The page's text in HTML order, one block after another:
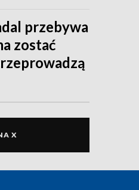
przebywa
zostać
X